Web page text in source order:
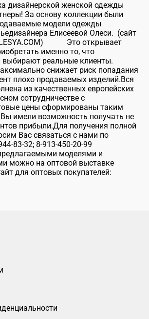
дизайнерской женской одежды
За основу коллекции были
модели одежды
Елисеевой Олеси. (сайт
Это открывает
именно то, что
выбирают реальные клиенты.
снижает риск попадания
плохо продаваемых изделий.Вся
из качественных европейских
сотрудничестве с
цены сформированы таким
имели возможность получать не
прибыли.Для получения полной
Вас связаться с нами по
83-32; 8-913-450-20-99
моделями и
можно на оптовой выставке
для оптовых покупателей: